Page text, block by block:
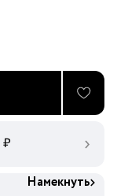
₽
Намекнуть